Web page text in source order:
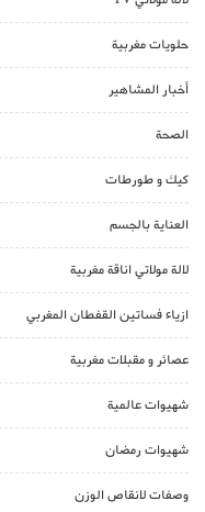
حلويات مغربية
أخبار المشاهير
الصحة
كيك و طورطات
العناية بالجسم
لالة مولاتي اناقة مغربية
ازياء فساتين القفطان المغربي
عصائر و مقبلات مغربية
شهيوات عالمية
شهيوات رمضان
وصفات لانقاص الوزن